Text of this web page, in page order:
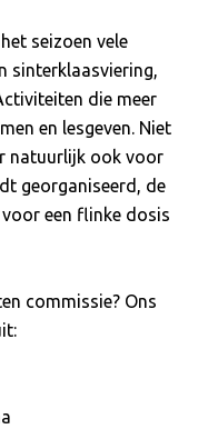
seizoen vele
sinterklaasviering,
die meer
en lesgeven. Niet
natuurlijk ook voor
georganiseerd, de
een flinke dosis
commissie? Ons